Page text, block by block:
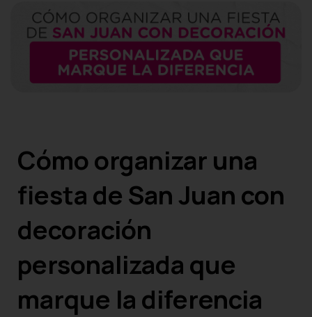
Cómo organizar una
fiesta de San Juan con
decoración
personalizada que
marque la diferencia